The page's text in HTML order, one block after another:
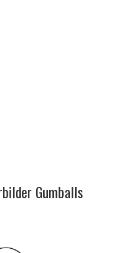
Gumballs